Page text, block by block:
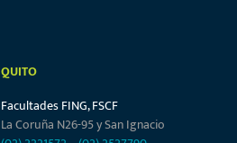
QUITO
Facultades FING, FSCF
La Coruña N26-95 y San Ignacio